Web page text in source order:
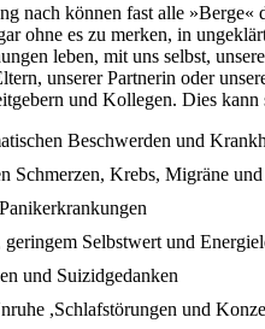
nach können fast alle »Berge«
ohne es zu merken, in
leben, mit uns selbst,
unserer Partnerin oder
und Kollegen. Dies kann
Beschwerden und
Schmerzen, Krebs, Migräne
geringem Selbstwert und
und Suizidgedanken
,Schlafstörungen und